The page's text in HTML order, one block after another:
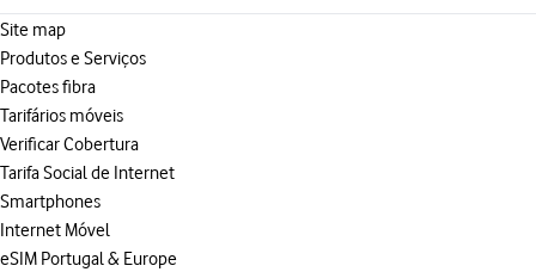
Site map
Produtos e Serviços
Pacotes fibra
Tarifários móveis
Verificar Cobertura
Tarifa Social de Internet
Smartphones
Internet Móvel
eSIM Portugal & Europe